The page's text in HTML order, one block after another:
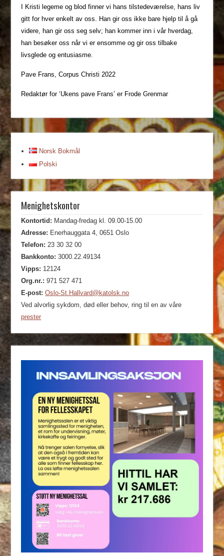
I Kristi legeme og blod finner vi hans tilstedeværelse, hans liv
gitt for hver enkelt av oss. Han gir oss ikke bare hjelp til å gå
videre, han gir oss seg selv; han kommer inn i vår hverdag,
han besøker oss når vi er ensomme og gir oss tilbake
livsglede og entusiasme.
Pave Frans, Corpus Christi 2022
Redaktør for ‘Ukens pave Frans’ er Frode Grenmar
Norsk Bokmål
Polski
Menighetskontor
Kontortid: Mandag-fredag kl. 09.00-15.00
Adresse: Enerhauggata 4, 0651 Oslo
Telefon: 23 30 32 00
Bankkonto: 3000.22.49134
Vipps: 12124
Org.nr.: 971 527 471
E-post: Oslo-St.Hallvard@katolsk.no
Ved alvorlig sykdom, død eller behov, ring til en av våre
prester